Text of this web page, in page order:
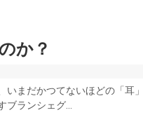
か？
まだかつてないほどの「耳」
ランシェグ...